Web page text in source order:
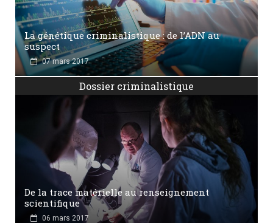
La génétique criminalistique : de l’ADN au
suspect
07 mars 2017
Dossier criminalistique
De la trace matérielle au renseignement
scientifique
06 mars 2017